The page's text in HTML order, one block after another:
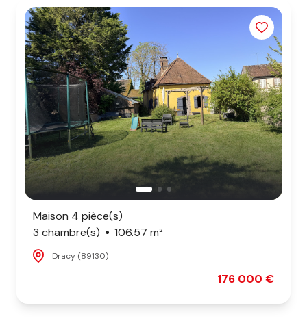
vendus
Maison 4 pièce(s)
3 chambre(s)
106.57 m²
Dracy (89130)
176 000 €